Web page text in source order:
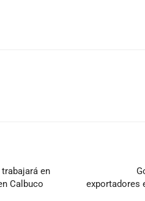
en
Calbuco
exportadores